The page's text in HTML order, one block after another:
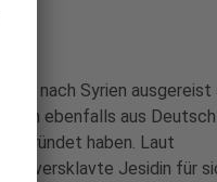
nach Syrien ausgereist
ebenfalls aus
haben. Laut
versklavte Jesidin für